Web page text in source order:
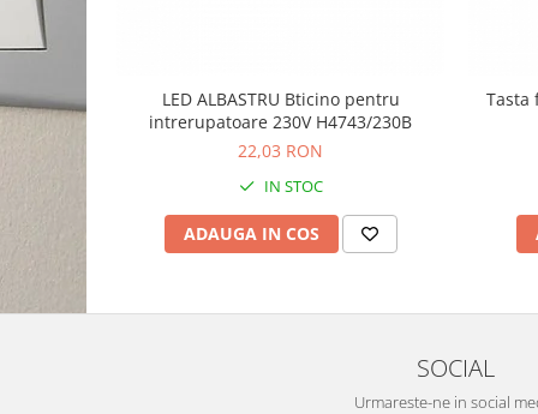
LED ALBASTRU Bticino pentru
intrerupatoare 230V H4743/230B
22,03 RON
IN STOC
ADAUGA IN COS
Tasta
SOCIAL
Urmareste-ne in social